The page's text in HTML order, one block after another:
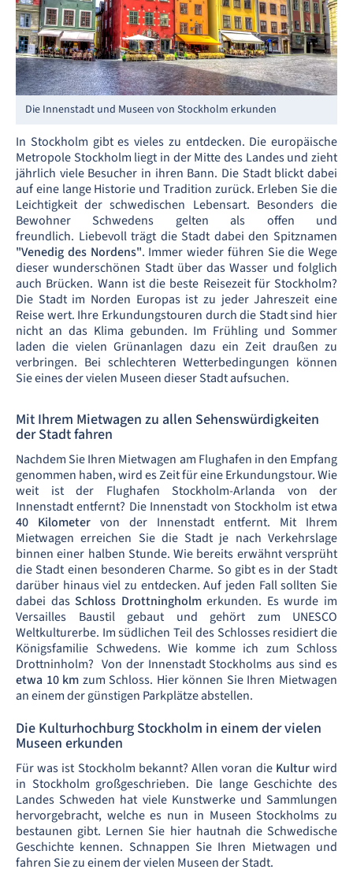
Die Innenstadt und Museen von Stockholm erkunden
In Stockholm gibt es vieles zu entdecken. Die europäische
Metropole Stockholm liegt in der Mitte des Landes und zieht
jährlich viele Besucher in ihren Bann. Die Stadt blickt dabei
auf eine lange Historie und Tradition zurück. Erleben Sie die
Leichtigkeit der schwedischen Lebensart. Besonders die
Bewohner Schwedens gelten als offen und
freundlich. Liebevoll trägt die Stadt dabei den Spitznamen
"Venedig des Nordens". Immer wieder führen Sie die Wege
dieser wunderschönen Stadt über das Wasser und folglich
auch Brücken. Wann ist die beste Reisezeit für Stockholm?
Die Stadt im Norden Europas ist zu jeder Jahreszeit eine
Reise wert. Ihre Erkundungstouren durch die Stadt sind hier
nicht an das Klima gebunden. Im Frühling und Sommer
laden die vielen Grünanlagen dazu ein Zeit draußen zu
verbringen. Bei schlechteren Wetterbedingungen können
Sie eines der vielen Museen dieser Stadt aufsuchen.
Mit Ihrem Mietwagen zu allen Sehenswürdigkeiten
der Stadt fahren
Nachdem Sie Ihren Mietwagen am Flughafen in den Empfang
genommen haben, wird es Zeit für eine Erkundungstour. Wie
weit ist der Flughafen Stockholm-Arlanda von der
Innenstadt entfernt? Die Innenstadt von Stockholm ist etwa
40 Kilometer von der Innenstadt entfernt. Mit Ihrem
Mietwagen erreichen Sie die Stadt je nach Verkehrslage
binnen einer halben Stunde. Wie bereits erwähnt versprüht
die Stadt einen besonderen Charme. So gibt es in der Stadt
darüber hinaus viel zu entdecken. Auf jeden Fall sollten Sie
dabei dasSchloss Drottningholmerkunden. Es wurde im
Versailles Baustil gebaut und gehört zum UNESCO
Weltkulturerbe. Im südlichen Teil des Schlosses residiert die
Königsfamilie Schwedens. Wie komme ich zum Schloss
Drottninholm? Von der Innenstadt Stockholms aus sind es
etwa 10 km zum Schloss. Hier können Sie Ihren Mietwagen
an einem der günstigen Parkplätze abstellen.
Die Kulturhochburg Stockholm in einem der vielen
Museen erkunden
Für was ist Stockholm bekannt? Allen voran die Kulturwird
in Stockholm großgeschrieben. Die lange Geschichte des
Landes Schweden hat viele Kunstwerke und Sammlungen
hervorgebracht, welche es nun in Museen Stockholms zu
bestaunen gibt. Lernen Sie hier hautnah die Schwedische
Geschichte kennen. Schnappen Sie Ihren Mietwagen und
fahren Sie zu einem der vielen Museen der Stadt.